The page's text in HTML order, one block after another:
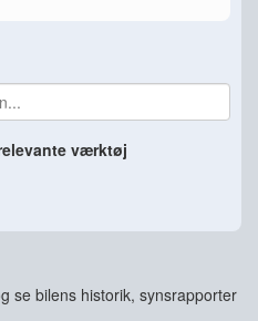
værktøj
se bilens historik, synsrapporter